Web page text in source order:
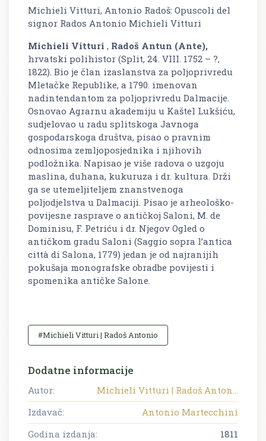
Michieli Vitturi, Antonio Radoš: Opuscoli del
signor Rados Antonio Michieli Vitturi
Michieli Vitturi , Radoš Antun (Ante),
hrvatski polihistor (Split, 24. VIII. 1752 – ?,
1822). Bio je član izaslanstva za poljoprivredu
Mletačke Republike, a 1790. imenovan
nadintendantom za poljoprivredu Dalmacije.
Osnovao Agrarnu akademiju u Kaštel Lukšiću,
sudjelovao u radu splitskoga Javnoga
gospodarskoga društva, pisao o pravnim
odnosima zemljoposjednika i njihovih
podložnika. Napisao je više radova o uzgoju
maslina, duhana, kukuruza i dr. kultura. Drži
ga se utemeljiteljem znanstvenoga
poljodjelstva u Dalmaciji. Pisao je arheološko-
povijesne rasprave o antičkoj Saloni, M. de
Dominisu, F. Petriću i dr. Njegov Ogled o
antičkom gradu Saloni (Saggio sopra l’antica
città di Salona, 1779) jedan je od najranijih
pokušaja monografske obradbe povijesti i
spomenika antičke Salone.
#Michieli Vitturi | Radoš Antonio
Dodatne informacije
Autor:
Michieli Vitturi | Radoš Anton...
Izdavač:
Antonio Martecchini
Godina izdanja:
1811